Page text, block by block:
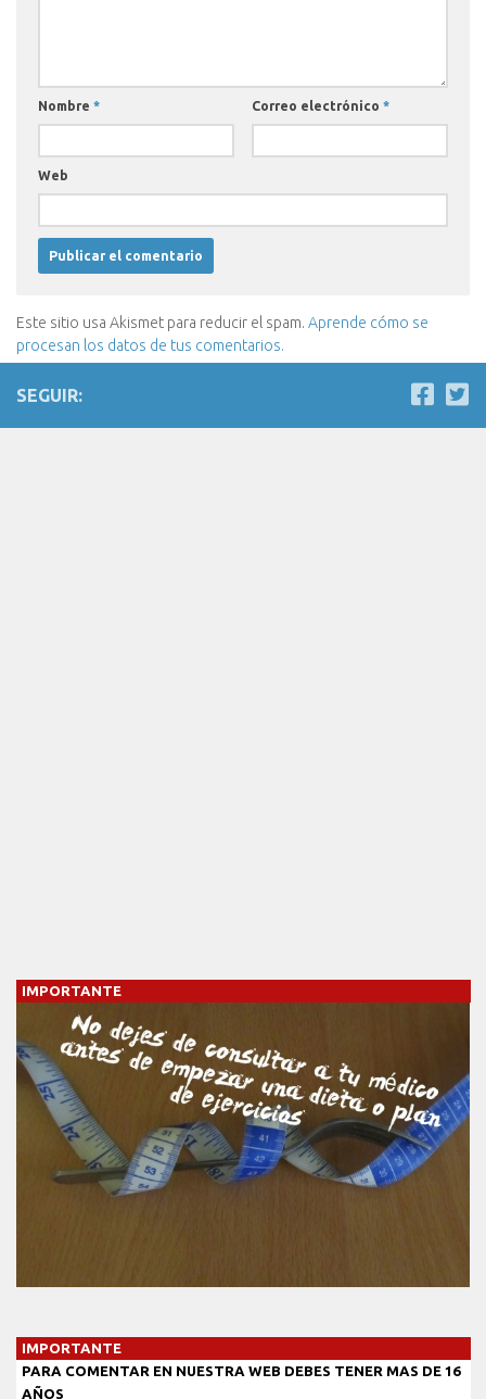
Nombre * Correo electrónico *
Web
Este sitio usa Akismet para reducir el spam. Aprende cómo se
procesan los datos de tus comentarios.
SEGUIR:
IMPORTANTE
IMPORTANTE
PARA COMENTAR EN NUESTRA WEB DEBES TENER MAS DE 16
AÑOS